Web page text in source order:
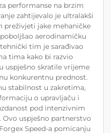
performanse na brzim
zahtijevalo je ultralakši
jake mehaničke
aerodinamičku
tim je sarađivao
tima kako bi razvio
uspješno skratile vrijeme
konkurentnu prednost.
stabilnost u zakretima,
o upravljaču i
pod intenzivnim
Ovo uspješno partnerstvo
Speed-a pomicanju